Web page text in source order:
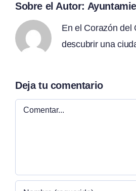
Sobre el Autor:
En el Corazón del
descubrir una
Deja tu comentario
Comentar